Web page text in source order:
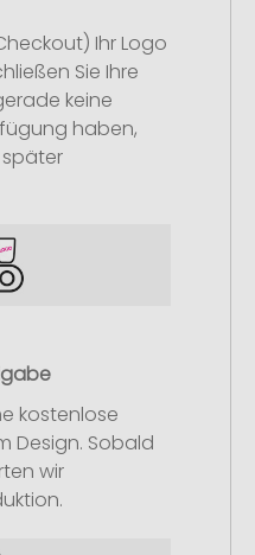
Ihr Logo
Sie Ihre
keine
haben,
später
kostenlose
Design. Sobald
wir